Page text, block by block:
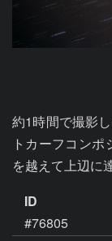
約1時間で撮影
トカーフコン
を越えて上辺に
ID
#76805